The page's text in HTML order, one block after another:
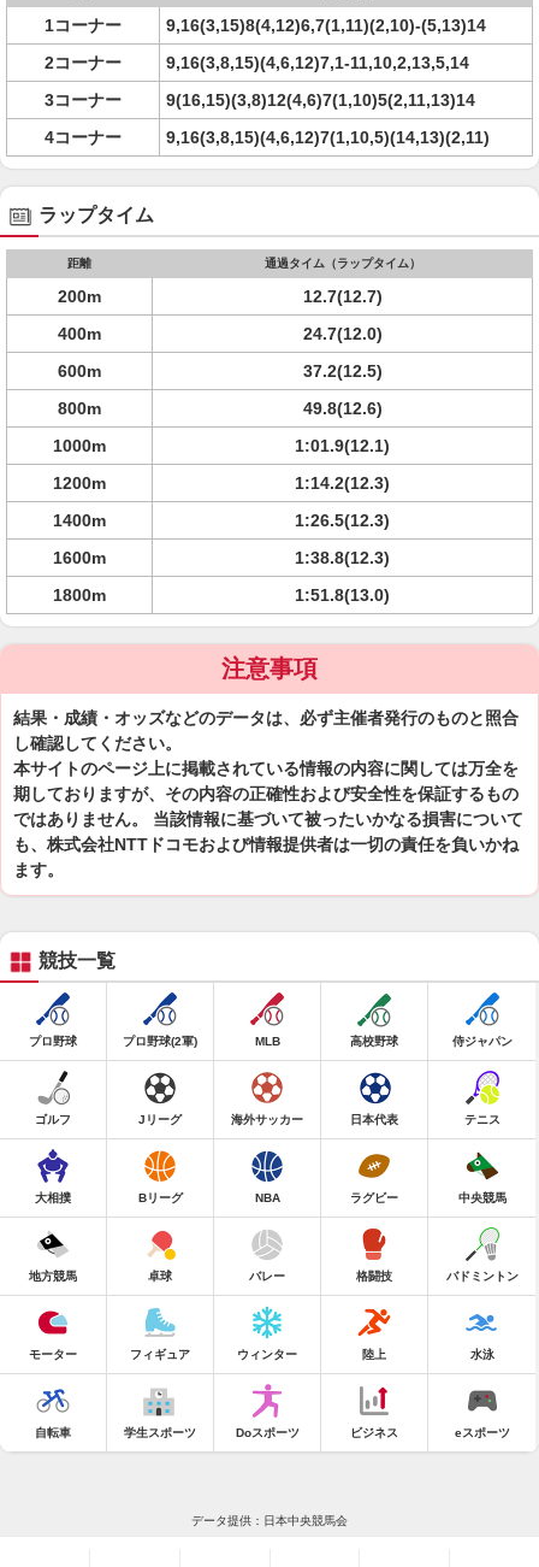
1コーナー
9,16(3,15)8(4,12)6,7(1,11)(2,10)-(5,13)14
2コーナー
9,16(3,8,15)(4,6,12)7,1-11,10,2,13,5,14
3コーナー
9(16,15)(3,8)12(4,6)7(1,10)5(2,11,13)14
4コーナー
9,16(3,8,15)(4,6,12)7(1,10,5)(14,13)(2,11)
ラップタイム
距離 通過タイム（ラップタイム）
200m
12.7(12.7)
400m
24.7(12.0)
600m
37.2(12.5)
800m
49.8(12.6)
1000m
1:01.9(12.1)
1200m
1:14.2(12.3)
1400m
1:26.5(12.3)
1600m
1:38.8(12.3)
1800m
1:51.8(13.0)
注意事項
結果・成績・オッズなどのデータは、必ず主催者発行のものと照合
し確認してください。
本サイトのページ上に掲載されている情報の内容に関しては万全を
期しておりますが、その内容の正確性および安全性を保証するもの
ではありません。 当該情報に基づいて被ったいかなる損害について
も、株式会社NTTドコモおよび情報提供者は一切の責任を負いかね
ます。
競技一覧
プロ野球 プロ野球(2軍) MLB 高校野球 侍ジャパン
ゴルフ Jリーグ 海外サッカー 日本代表 テニス
大相撲 Bリーグ NBA ラグビー 中央競馬
地方競馬 卓球 バレー 格闘技 バドミントン
モーター フィギュア ウィンター 陸上 水泳
自転車 学生スポーツ Doスポーツ ビジネス eスポーツ
データ提供：日本中央競馬会